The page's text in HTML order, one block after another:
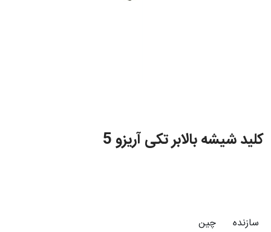
کلید شیشه بالابر تکی آریزو 5
سازنده
چین